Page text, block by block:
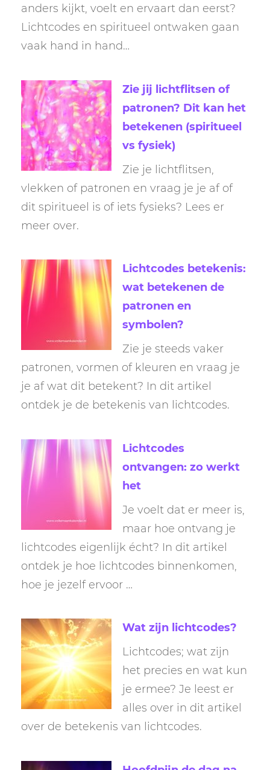
anders kijkt, voelt en ervaart dan eerst?
Lichtcodes en spiritueel ontwaken gaan
vaak hand in hand…
Zie jij lichtflitsen of
patronen? Dit kan het
betekenen (spiritueel
vs fysiek)
Zie je lichtflitsen,
vlekken of patronen en vraag je je af of
dit spiritueel is of iets fysieks? Lees er
meer over.
Lichtcodes betekenis:
wat betekenen de
patronen en
symbolen?
Zie je steeds vaker
patronen, vormen of kleuren en vraag je
je af wat dit betekent? In dit artikel
ontdek je de betekenis van lichtcodes.
Lichtcodes
ontvangen: zo werkt
het
Je voelt dat er meer is,
maar hoe ontvang je
lichtcodes eigenlijk écht? In dit artikel
ontdek je hoe lichtcodes binnenkomen,
hoe je jezelf ervoor …
Wat zijn lichtcodes?
Lichtcodes; wat zijn
het precies en wat kun
je ermee? Je leest er
alles over in dit artikel
over de betekenis van lichtcodes.